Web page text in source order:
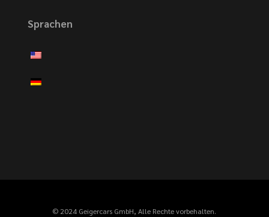
Sprachen
© 2024 Geigercars GmbH, Alle Rechte vorbehalten.